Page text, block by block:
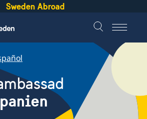
Sweden Abroad